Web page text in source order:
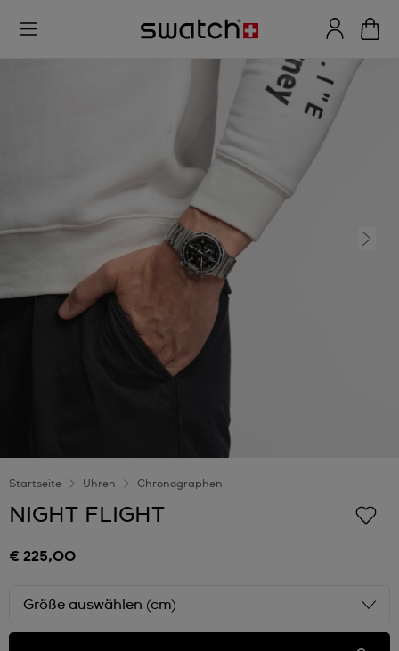
Startseite Uhren Chronographen
NIGHT FLIGHT
€ 225,00
Größe auswählen (cm)